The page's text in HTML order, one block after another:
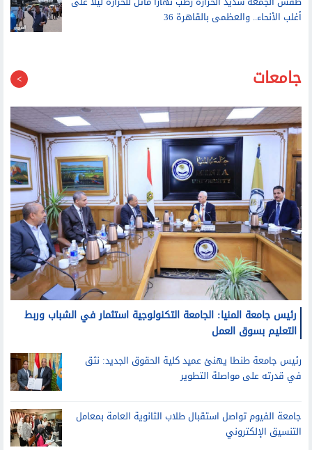
أغلب الأنحاء.. والعظمى بالقاهرة 36
جامعات
رئيس جامعة المنيا: الجامعة التكنولوجية استثمار في الشباب وربط
التعليم بسوق العمل
رئيس جامعة طنطا يهنئ عميد كلية الحقوق الجديد: نثق
في قدرته على مواصلة التطوير
جامعة الفيوم تواصل استقبال طلاب الثانوية العامة بمعامل
التنسيق الإلكتروني